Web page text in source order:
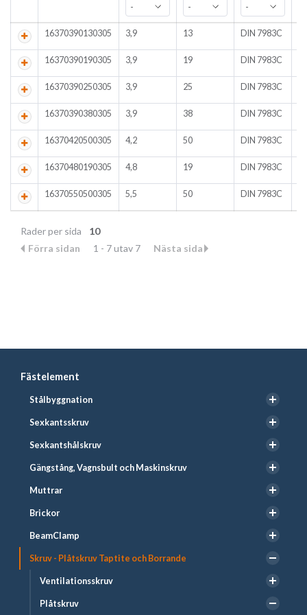
Fästelement
Stålbyggnation
Sexkantsskruv
Sexkantshålskruv
Gängstång, Vagnsbult och Maskinskruv
Muttrar
Brickor
BeamClamp
Skruv - Plåtskruv Taptite och Borrande
Ventilationsskruv
Plåtskruv
16370390130305 3,9 13 DIN 7983C
16370390190305 3,9 19 DIN 7983C
16370390250305 3,9 25 DIN 7983C
16370390380305 3,9 38 DIN 7983C
16370420500305 4,2 50 DIN 7983C
16370480190305 4,8 19 DIN 7983C
16370550500305 5,5 50 DIN 7983C
Rader per sida
10
Förra sidan
1 - 7 utav 7 Nästa sida